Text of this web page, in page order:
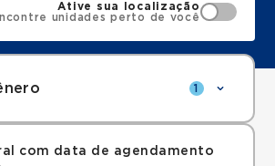
Ative sua localização
unidades perto de você
1
com data de agendamento